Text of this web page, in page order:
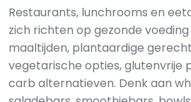
Restaurants, lunchrooms en
zich richten op gezonde
maaltijden, plantaardige
vegetarische opties, glutenvrije
carb alternatieven. Denk aan